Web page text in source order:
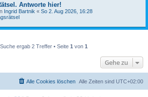
Antworte hier!
Ingrid Bartnik « So 2. Aug 2026, 16:28
ergab 2 Treffer • Seite 1 von 1
Gehe zu
Alle Zeiten sind UTC+02:00
Alle Cookies löschen